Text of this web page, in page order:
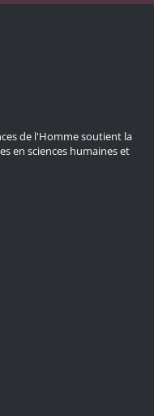
de l'Homme soutient la
en sciences humaines et